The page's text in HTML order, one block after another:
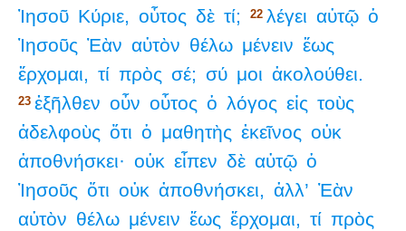
Ἰησοῦ Κύριε, οὗτος δὲ τί; 22 λέγει αὐτῷ ὁ
Ἰησοῦς Ἐὰν αὐτὸν θέλω μένειν ἕως
ἔρχομαι, τί πρὸς σέ; σύ μοι ἀκολούθει.
23 ἐξῆλθεν οὖν οὗτος ὁ λόγος εἰς τοὺς
ἀδελφοὺς ὅτι ὁ μαθητὴς ἐκεῖνος οὐκ
ἀποθνήσκει· οὐκ εἶπεν δὲ αὐτῷ ὁ
Ἰησοῦς ὅτι οὐκ ἀποθνήσκει, ἀλλ’ Ἐὰν
αὐτὸν θέλω μένειν ἕως ἔρχομαι, τί πρὸς